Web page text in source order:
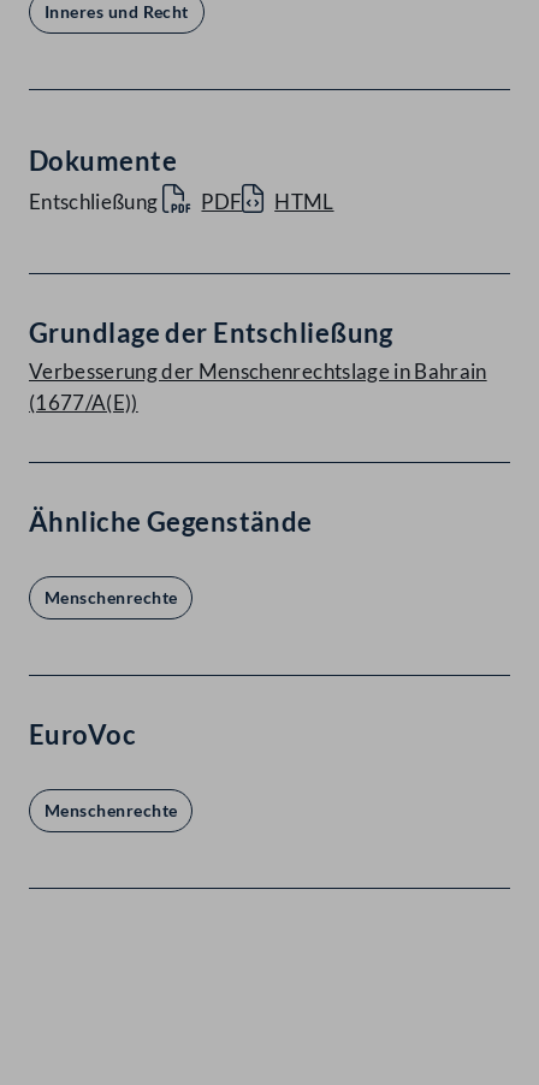
Inneres und Recht
Dokumente
Entschließung PDF HTML
Grundlage der Entschließung
Verbesserung der Menschenrechtslage in Bahrain
(1677/A(E))
Ähnliche Gegenstände
Menschenrechte
EuroVoc
Menschenrechte